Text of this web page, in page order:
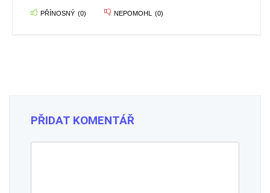
PŘÍNOSNÝ (0) NEPOMOHL (0)
PŘIDAT KOMENTÁŘ